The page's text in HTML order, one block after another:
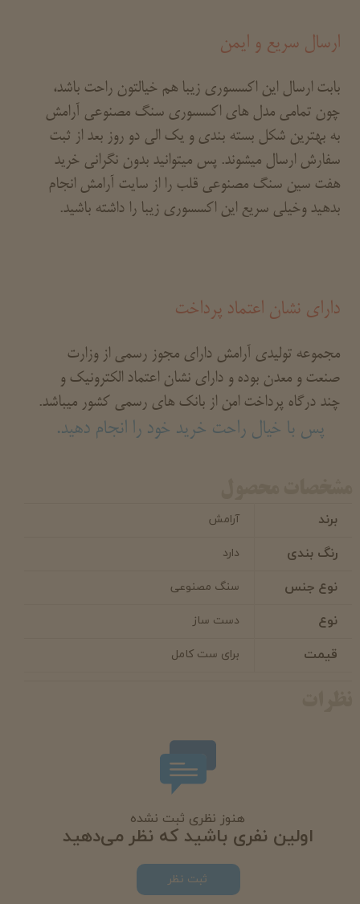
ارسال سریع و ایمن
بابت ارسال این اکسسوری زیبا هم خیالتون راحت باشد،
چون تمامی مدل های اکسسوری سنگ مصنوعی آرامش
به بهترین شکل بسته بندی و یک الی دو روز بعد از ثبت
سفارش ارسال میشوند. پس میتوانید بدون نگرانی خرید
هفت سین سنگ مصنوعی قلب را از سایت آرامش انجام
بدهید وخیلی سریع این اکسسوری زیبا را داشته باشید.
دارای نشان اعتماد پرداخت
مجموعه تولیدی آرامش دارای مجوز رسمی از وزارت
صنعت و معدن بوده و دارای نشان اعتماد الکترونیک و
چند درگاه پرداخت امن از بانک های رسمی کشور میباشد.
پس با خیال راحت خرید خود را انجام دهید.
برند آرامش
رنگ بندی دارد
نوع جنس سنگ مصنوعی
نوع دست ساز
قیمت برای ست کامل
هنوز نظری ثبت نشده
اولین نفری باشید که نظر می‌دهید
ثبت نظر